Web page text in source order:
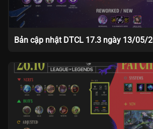
Bản cập nhật DTCL 17.3 ngày 13/05/